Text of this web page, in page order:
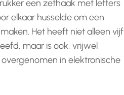
een zethaak met letters
elkaar husselde om een
Het heeft niet alleen vijf
maar is ook, vrijwel
in elektronische